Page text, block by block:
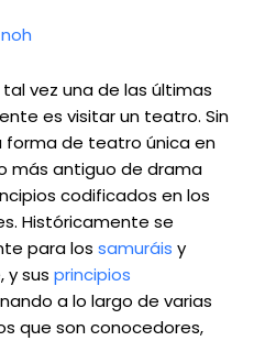
tal vez una de las últimas
es visitar un teatro. Sin
forma de teatro única en
más antiguo de drama
codificados en los
Históricamente se
para los samuráis y
y sus principios
a lo largo de varias
que son conocedores,